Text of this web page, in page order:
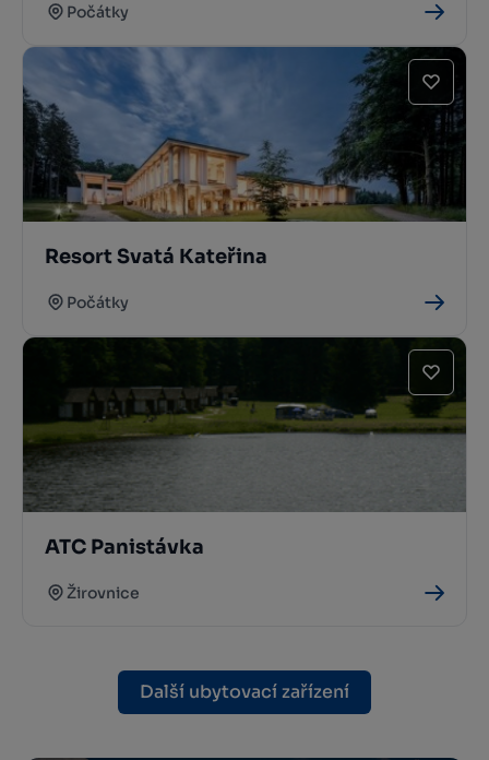
Počátky
Resort Svatá Kateřina
Počátky
ATC Panistávka
Žirovnice
Další ubytovací zařízení